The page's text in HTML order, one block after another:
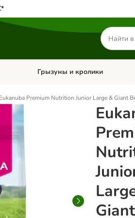
Поиск
товаров
Собаки
Откройте меню категории: Кошки
Грызуны и кролики
Eukanuba Premium Nutrition Junior Large & Giant
Giant